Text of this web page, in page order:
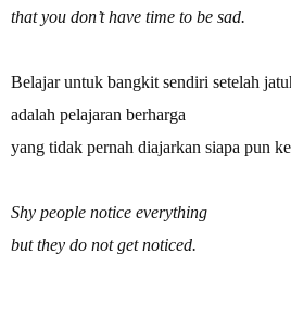
that you don’t have time to be sad.
Belajar untuk bangkit sendiri setelah
adalah pelajaran berharga
yang tidak pernah diajarkan siapa pun
Shy people notice everything
but they do not get noticed.